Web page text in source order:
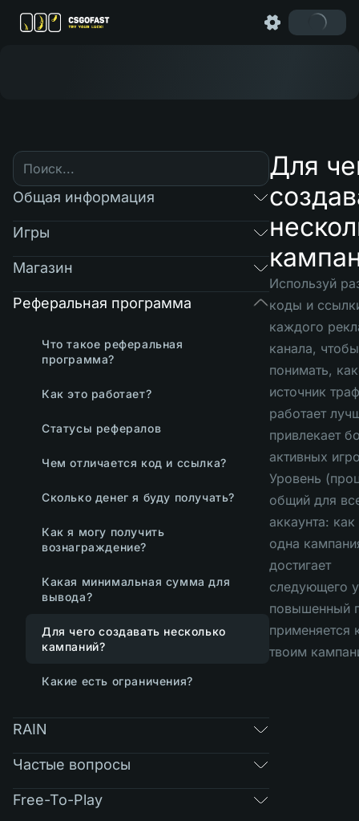
Общая информация
Игры
Магазин
Реферальная программа
Что такое реферальная
программа?
Как это работает?
Статусы рефералов
Чем отличается код и ссылка?
Сколько денег я буду получать?
Как я могу получить
вознаграждение?
Какая минимальная сумма для
вывода?
Для чего создавать несколько
кампаний?
Какие есть ограничения?
RAIN
Частые вопросы
Free-To-Play
Для
Используй
коды и
каждого
канала, чтобы
понимать,
источник
работает
привлекает
активных
Уровень
общий для
аккаунта:
одна
достигает
следующего
повышенный
применяется
твоим